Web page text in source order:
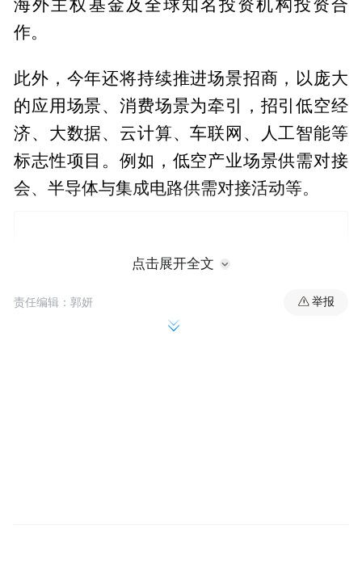
海外主权基金及全球知名投资机构投资合
作。
此外，今年还将持续推进场景招商，以庞大
的应用场景、消费场景为牵引，招引低空经
济、大数据、云计算、车联网、人工智能等
标志性项目。例如，低空产业场景供需对接
会、半导体与集成电路供需对接活动等。
点击展开全文
责任编辑：郭妍 举报